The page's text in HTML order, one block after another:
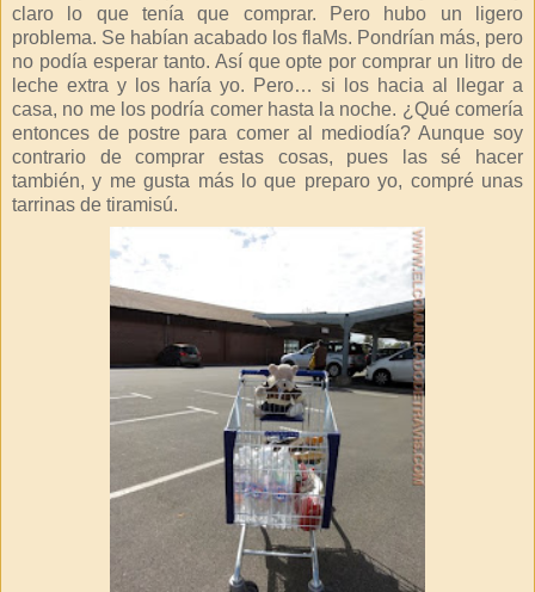
claro lo que tenía que comprar. Pero hubo un ligero
problema. Se habían acabado los flaMs. Pondrían más, pero
no podía esperar tanto. Así que opte por comprar un litro de
leche extra y los haría yo. Pero… si los hacia al llegar a
casa, no me los podría comer hasta la noche. ¿Qué comería
entonces de postre para comer al mediodía? Aunque soy
contrario de comprar estas cosas, pues las sé hacer
también, y me gusta más lo que preparo yo, compré unas
tarrinas de tiramisú.